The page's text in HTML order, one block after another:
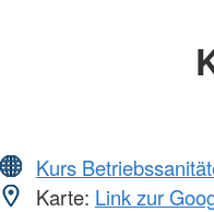
Kurs
Karte: Link zur